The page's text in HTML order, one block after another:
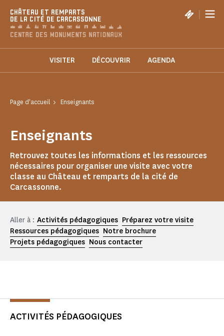
CHÂTEAU ET REMPARTS
DE LA CITÉ DE CARCASSONNE
|
VISITER DÉCOUVRIR AGENDA
Page d'accueil Enseignants
Enseignants
Retrouvez toutes les informations et les ressources
nécessaires pour organiser une visite avec votre
classe au Château et remparts de la cité de
Carcassonne.
Aller à : Activités pédagogiques Préparez votre visite
Ressources pédagogiques Notre brochure
Projets pédagogiques Nous contacter
ACTIVITÉS PÉDAGOGIQUES